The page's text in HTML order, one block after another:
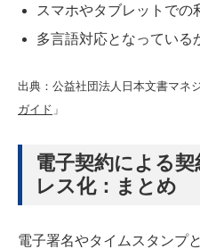
スマホやタブレットでの
多言語対応となっている
出典：公益社団法人日本文書マネ
ガイド 」
電子契約による
レス化：まとめ
電子署名やタイムスタンプ